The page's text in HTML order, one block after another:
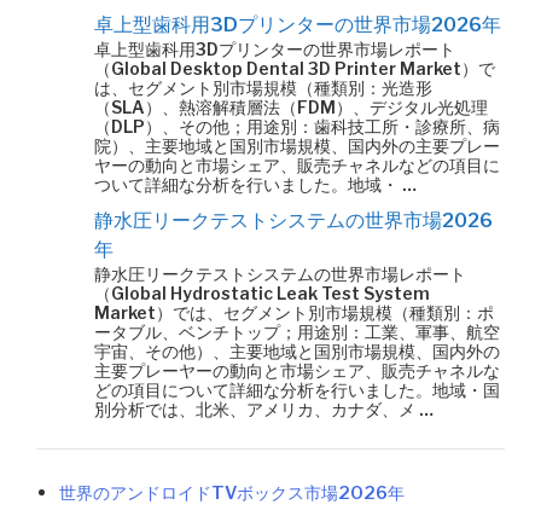
卓上型歯科用3Dプリンターの世界市場2026年
卓上型歯科用3Dプリンターの世界市場レポート
（Global Desktop Dental 3D Printer Market）で
は、セグメント別市場規模（種類別：光造形
（SLA）、熱溶解積層法（FDM）、デジタル光処理
（DLP）、その他；用途別：歯科技工所・診療所、病
院）、主要地域と国別市場規模、国内外の主要プレー
ヤーの動向と市場シェア、販売チャネルなどの項目に
ついて詳細な分析を行いました。地域・ …
静水圧リークテストシステムの世界市場2026
年
静水圧リークテストシステムの世界市場レポート
（Global Hydrostatic Leak Test System
Market）では、セグメント別市場規模（種類別：ポ
ータブル、ベンチトップ；用途別：工業、軍事、航空
宇宙、その他）、主要地域と国別市場規模、国内外の
主要プレーヤーの動向と市場シェア、販売チャネルな
どの項目について詳細な分析を行いました。地域・国
別分析では、北米、アメリカ、カナダ、メ …
世界のアンドロイドTVボックス市場2026年